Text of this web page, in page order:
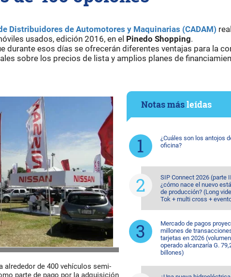
Distribuidores de Automotores y Maquinarias (CADAM)
usados, edición 2016, en el Pinedo Shopping.
durante esos días se ofrecerán diferentes ventajas para la
sobre los precios de lista y amplios planes de
alrededor de 400 vehículos semi-
parte de pago por la adquisición
Notas másleídas
¿Cuáles son los antojos
oficina?
SIP Connect 2026 (parte
¿cómo nace el nuevo
de producción? (Long
Tok + multi cross +
Mercado de pagos
millones de
tarjetas en 2026 (volumen
operado alcanzaría G.
billones)